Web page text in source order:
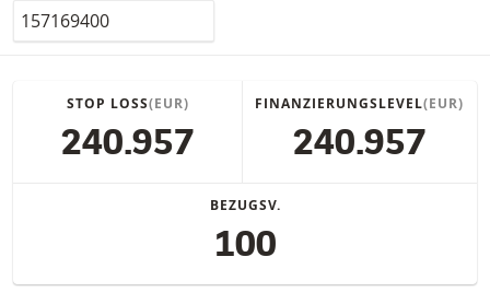
Valor
STOP LOSS(EUR)
240.957
FINANZIERUNGSLEVEL(EUR)
240.957
BEZUGSV.
100